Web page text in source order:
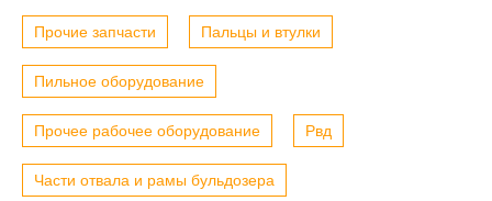
Прочие запчасти Пальцы и втулки
Пильное оборудование
Прочее рабочее оборудование Рвд
Части отвала и рамы бульдозера